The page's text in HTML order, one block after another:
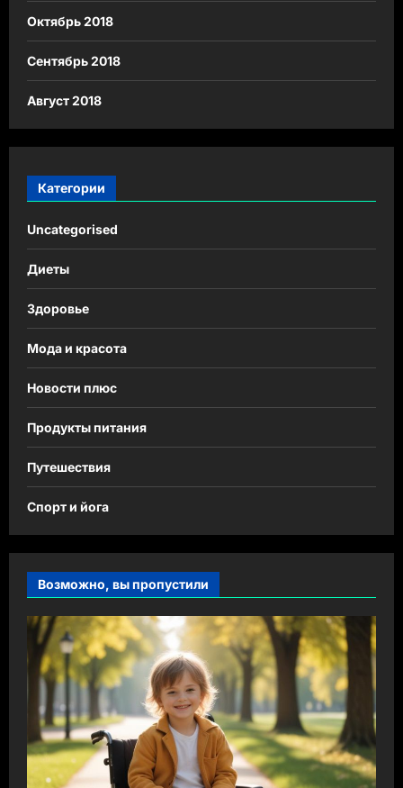
Октябрь 2018
Сентябрь 2018
Август 2018
Категории
Uncategorised
Диеты
Здоровье
Мода и красота
Новости плюс
Продукты питания
Путешествия
Спорт и йога
Возможно, вы пропустили